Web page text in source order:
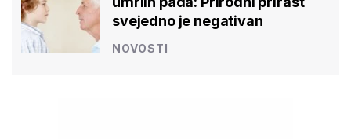
svejedno je negativan
NOVOSTI